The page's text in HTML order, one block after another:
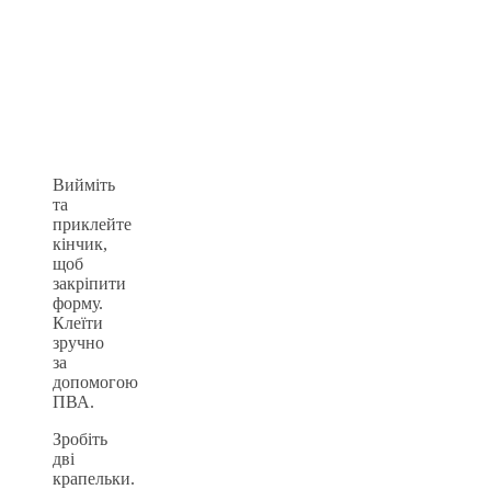
Вийміть
та
приклейте
кінчик,
щоб
закріпити
форму.
Клеїти
зручно
за
допомогою
ПВА.
Зробіть
дві
крапельки.